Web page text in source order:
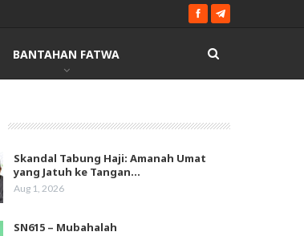
BANTAHAN FATWA
Skandal Tabung Haji: Amanah Umat
yang Jatuh ke Tangan…
Aug 1, 2026
SN615 – Mubahalah